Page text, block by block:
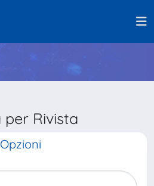
per Rivista
Opzioni